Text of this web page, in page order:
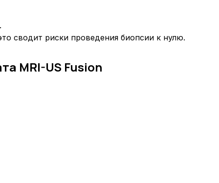
сводит риски проведения биопсии к нулю.
MRI-US Fusion